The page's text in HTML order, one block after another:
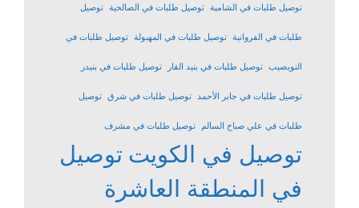
توصيل طلبات في الشامية توصيل طلبات في الصالحية توصيل
طلبات في الفروانية توصيل طلبات في المهبولة توصيل طلبات في
النويصيب توصيل طلبات في بنيد القار توصيل طلبات في بنيدر
توصيل طلبات في جابر الأحمد توصيل طلبات في شرق توصيل
طلبات في علي صباح السالم توصيل طلبات في مشرف
توصيل في الكويت توصيل
في المنطقة العاشرة